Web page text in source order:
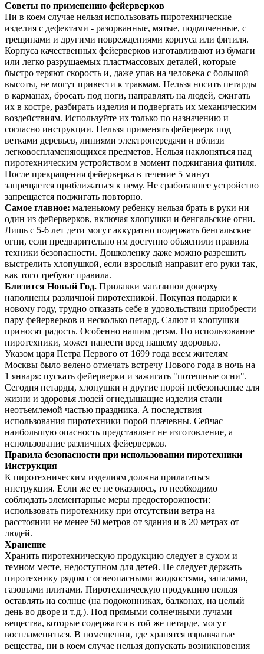
Советы по применению фейерверков
Ни в коем случае нельзя использовать пиротехнические
изделия с дефектами - разорванные, мятые, подмоченные, с
трещинами и другими повреждениями корпуса или фитиля.
Корпуса качественных фейерверков изготавливают из бумаги
или легко разрушаемых пластмассовых деталей, которые
быстро теряют скорость и, даже упав на человека с большой
высоты, не могут привести к травмам. Нельзя носить петарды
в карманах, бросать под ноги, направлять на людей, сжигать
их в костре, разбирать изделия и подвергать их механическим
воздействиям. Используйте их только по назначению и
согласно инструкции. Нельзя применять фейерверк под
ветками деревьев, линиями электропередачи и вблизи
легковоспламеняющихся предметов. Нельзя наклоняться над
пиротехническим устройством в момент поджигания фитиля.
После прекращения фейерверка в течение 5 минут
запрещается приближаться к нему. Не сработавшее устройство
запрещается поджигать повторно.
Самое главное: маленькому ребенку нельзя брать в руки ни
один из фейерверков, включая хлопушки и бенгальские огни.
Лишь с 5-6 лет дети могут аккуратно подержать бенгальские
огни, если предварительно им доступно объяснили правила
техники безопасности. Дошколенку даже можно разрешить
выстрелить хлопушкой, если взрослый направит его руки так,
как того требуют правила.
Близится Новый Год. Прилавки магазинов доверху
наполнены различной пиротехникой. Покупая подарки к
новому году, трудно отказать себе в удовольствии приобрести
пару фейерверков и несколько петард. Салют и хлопушки
приносят радость. Особенно нашим детям. Но использование
пиротехники, может нанести вред нашему здоровью.
Указом царя Петра Первого от 1699 года всем жителям
Москвы было велено отмечать встречу Нового года в ночь на
1 января: пускать фейерверки и зажигать "потешные огни".
Сегодня петарды, хлопушки и другие порой небезопасные для
жизни и здоровья людей огнедышащие изделия стали
неотъемлемой частью праздника. А последствия
использования пиротехники порой плачевны. Сейчас
наибольшую опасность представляет не изготовление, а
использование различных фейерверков.
Правила безопасности при использовании пиротехники
Инструкция
К пиротехническим изделиям должна прилагаться
инструкция. Если же ее не оказалось, то необходимо
соблюдать элементарные меры предосторожности:
использовать пиротехнику при отсутствии ветра на
расстоянии не менее 50 метров от здания и в 20 метрах от
людей.
Хранение
Хранить пиротехническую продукцию следует в сухом и
темном месте, недоступном для детей. Не следует держать
пиротехнику рядом с огнеопасными жидкостями, запалами,
газовыми плитами. Пиротехническую продукцию нельзя
оставлять на солнце (на подоконниках, балконах, на целый
день во дворе и т.д.). Под прямыми солнечными лучами
вещества, которые содержатся в той же петарде, могут
воспламениться. В помещении, где хранятся взрывчатые
вещества, ни в коем случае нельзя допускать возникновения